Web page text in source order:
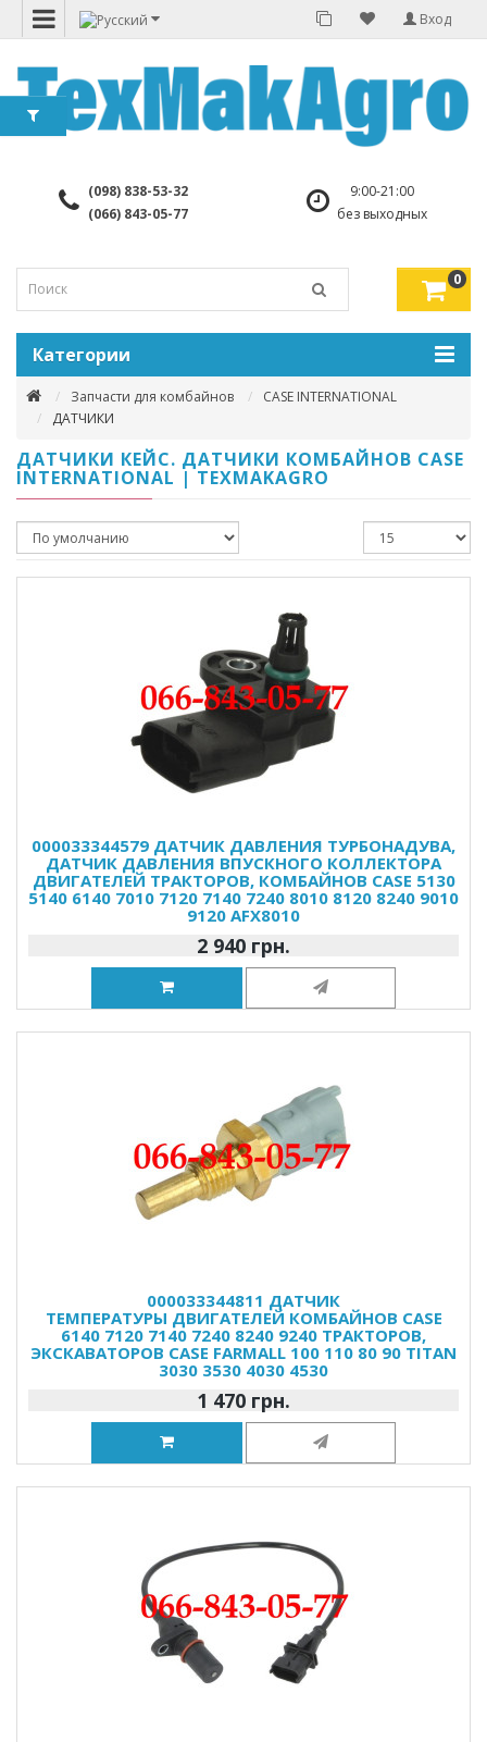
Вход
(098) 838-53-32
(066) 843-05-77
9:00-21:00
без выходных
0
Категории
Запчасти для комбайнов
CASE INTERNATIONAL
ДАТЧИКИ
ДАТЧИКИ КЕЙС. ДАТЧИКИ КОМБАЙНОВ CASE
INTERNATIONAL | TEXMAKAGRO
000033344579 ДАТЧИК ДАВЛЕНИЯ ТУРБОНАДУВА,
ДАТЧИК ДАВЛЕНИЯ ВПУСКНОГО КОЛЛЕКТОРА
ДВИГАТЕЛЕЙ ТРАКТОРОВ, КОМБАЙНОВ CASE 5130
5140 6140 7010 7120 7140 7240 8010 8120 8240 9010
9120 AFX8010
2 940 грн.
000033344811 ДАТЧИК
ТЕМПЕРАТУРЫ ДВИГАТЕЛЕЙ КОМБАЙНОВ CASE
6140 7120 7140 7240 8240 9240 ТРАКТОРОВ,
ЭКСКАВАТОРОВ CASE FARMALL 100 110 80 90 TITAN
3030 3530 4030 4530
1 470 грн.